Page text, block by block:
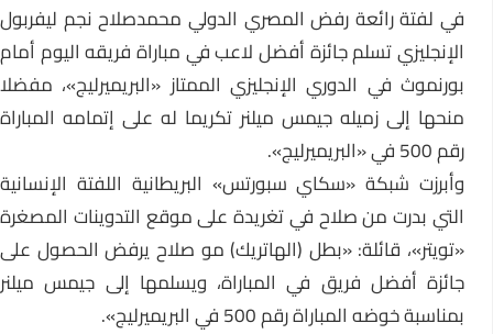
في لفتة رائعة رفض المصري الدولي محمدصلاح نجم ليفربول
الإنجليزي تسلم جائزة أفضل لاعب في مباراة فريقه اليوم أمام
بورنموث في الدوري الإنجليزي الممتاز «البريميرليج»، مفضلا
منحها إلى زميله جيمس ميلنر تكريما له على إتمامه المباراة
رقم 500 في «البريميرليج».
وأبرزت شبكة «سكاي سبورتس» البريطانية اللفتة الإنسانية
التي بدرت من صلاح في تغريدة على موقع التدوينات المصغرة
«تويتر»، قائلة: «بطل (الهاتريك) مو صلاح يرفض الحصول على
جائزة أفضل فريق في المباراة، ويسلمها إلى جيمس ميلنر
بمناسبة خوضه المباراة رقم 500 في البريميرليج».